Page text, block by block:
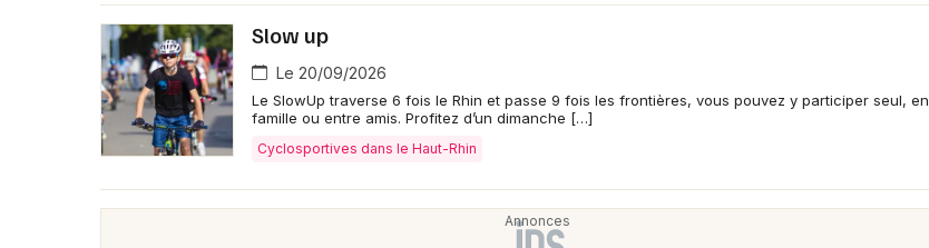
Je m'abonne
Slow up
Le 20/09/2026
Le SlowUp traverse 6 fois le Rhin et passe 9 fois les frontières, vous pouvez y participer seul, en
famille ou entre amis. Profitez d’un dimanche […]
Cyclosportives dans le Haut-Rhin